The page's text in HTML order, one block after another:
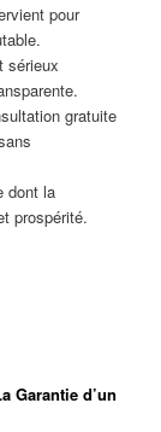
pour
sérieux
gratuite
dont la
prospérité.
Garantie d’un